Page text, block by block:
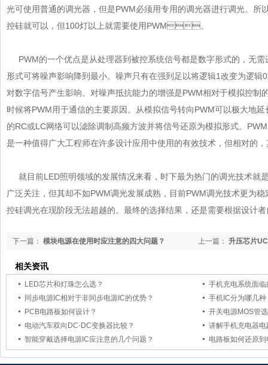
光可使用普通的调光器，但是PWM必须用专用的调光器进行调光。所
控硅就可以，但100灯以上就需要使用PWM。
PWM的一个优点是从处理器到被控系统信号都是数字形式的，无需
形式可将噪声影响降到最小。噪声只有在强到足以将逻辑1改变为逻辑
对数字信号产生影响。对噪声抵抗能力的增强是PWM相对于模拟控制
时候将PWM用于通信的主要原因。从模拟信号转向PWM可以极大地延长通
的RC或LC网络可以滤除调制高频方波并将信号还原为模拟形式。PWM既经济
是一种值得广大工程师在许多设计应用中使用的有效技术，但相对的
就目前LED照明领域的发展情况来看，时下最为热门的调光技术就
广泛关注，但其却不如PWM调光发展成熟，目前PWM调光技术更为稳
控硅调光在现阶段无法超越的。最终的选择结果，还是需要根据设计者
上一篇： 升压芯片
下一篇： 模块电源在使用时应注意的四大问题？
相关资讯
LED芯片和灯珠怎么选？
手机充电系统面临
同步电源IC相对于非同步电源IC的优势？
手机IC分为哪几种
PCB电路板如何设计？
开关电源MOS管
电动汽车双向DC-DC变换器比较？
讲解手机充电器电
智能穿戴选择电源IC应注意的几个问题？
电路板如何还原到电